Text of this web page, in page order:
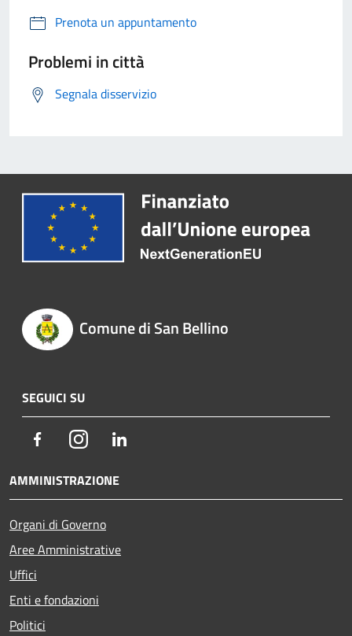
Prenota un appuntamento
Problemi in città
Segnala disservizio
Comune di San Bellino
SEGUICI SU
FacebookInstagram
AMMINISTRAZIONE
Organi di Governo
Aree Amministrative
Uffici
Enti e fondazioni
Politici